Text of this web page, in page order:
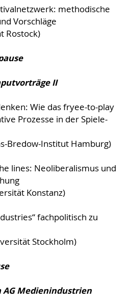
methodische
Vorschläge
Rostock)
II
Wie das fryee-to-play
Prozesse in der Spiele-
Bredow-Institut Hamburg)
lines: Neoliberalismus und
Konstanz)
fachpolitisch zu
Stockholm)
AG Medienindustrien